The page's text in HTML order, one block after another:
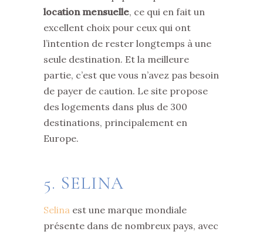
location mensuelle, ce qui en fait un
excellent choix pour ceux qui ont
l’intention de rester longtemps à une
seule destination. Et la meilleure
partie, c’est que vous n’avez pas besoin
de payer de caution. Le site propose
des logements dans plus de 300
destinations, principalement en
Europe.
5. SELINA
Selina est une marque mondiale
présente dans de nombreux pays, avec